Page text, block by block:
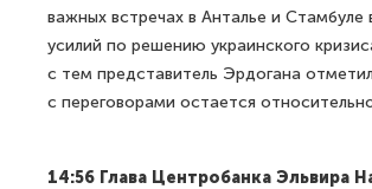
важных встречах в Анталье и Стамбуле
усилий по решению украинского
с тем представитель Эрдогана
с переговорами остается
14:56 Глава Центробанка Эльвира